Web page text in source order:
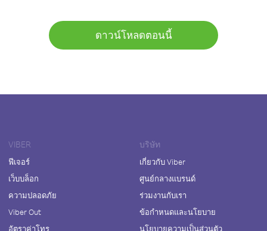
ดาวน์โหลดตอนนี้
VIBER
ฟีเจอร์
เว็บบล็อก
ความปลอดภัย
Viber Out
อัตราค่าโทร
บริษัท
เกี่ยวกับ Viber
ศูนย์กลางแบรนด์
ร่วมงานกับเรา
ข้อกำหนดและนโยบาย
นโยบายความเป็นส่วนตัว